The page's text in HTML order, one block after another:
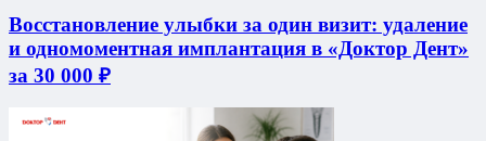
Восстановление улыбки за один визит: удаление
и одномоментная имплантация в «Доктор Дент»
за 30 000 ₽